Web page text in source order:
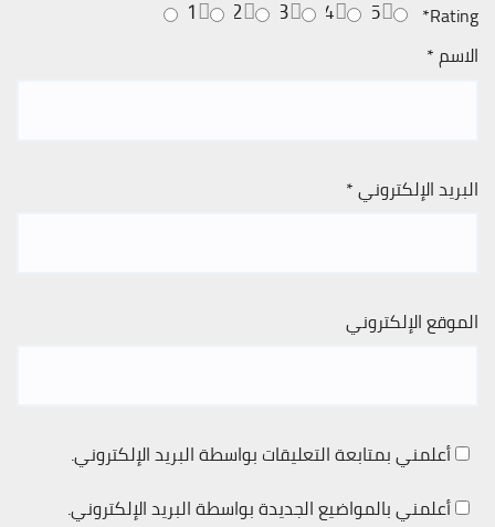
Rating
*
5
4
3
2
1
الاسم*
البريد الإلكتروني*
الموقع الإلكتروني
أعلمني بمتابعة التعليقات بواسطة البريد الإلكتروني.
أعلمني بالمواضيع الجديدة بواسطة البريد الإلكتروني.